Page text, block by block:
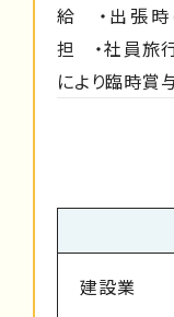
給 ・出張時
担 ・社員旅
により臨時賞
建設業